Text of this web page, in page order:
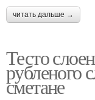
читать дальше →
Тесто
рубленого
сметане